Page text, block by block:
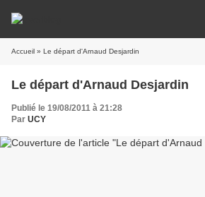
Accueil » Le départ d'Arnaud Desjardin
Le départ d'Arnaud Desjardin
Publié le 19/08/2011 à 21:28
Par UCY